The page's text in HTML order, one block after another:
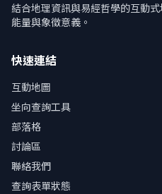
結合地理資訊與易經哲學的互動
能量與象徵意義。
快速連結
互動地圖
坐向查詢工具
部落格
討論區
聯絡我們
查詢表單狀態